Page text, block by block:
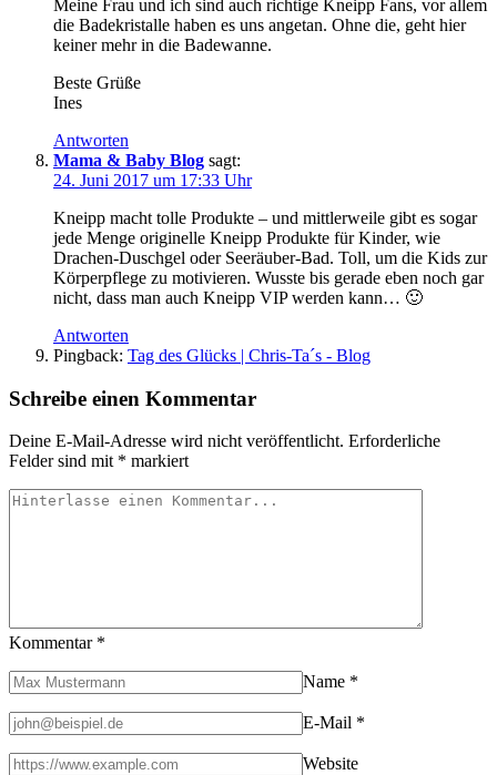
Meine Frau und ich sind auch richtige Kneipp Fans, vor allem
die Badekristalle haben es uns angetan. Ohne die, geht hier
keiner mehr in die Badewanne.
Beste Grüße
Ines
Antworten
Mama & Baby Blog sagt:
24. Juni 2017 um 17:33 Uhr
Kneipp macht tolle Produkte – und mittlerweile gibt es sogar
jede Menge originelle Kneipp Produkte für Kinder, wie
Drachen-Duschgel oder Seeräuber-Bad. Toll, um die Kids zur
Körperpflege zu motivieren. Wusste bis gerade eben noch gar
nicht, dass man auch Kneipp VIP werden kann… 🙂
Antworten
Pingback: Tag des Glücks | Chris-Ta´s - Blog
Schreibe einen Kommentar
Deine E-Mail-Adresse wird nicht veröffentlicht. Erforderliche
Felder sind mit * markiert
Kommentar *
Name *
E-Mail *
Website